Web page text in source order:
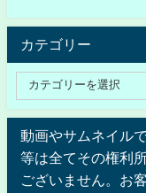
カテゴリー
動画やサムネイル
等は全てその権利
ございません。お